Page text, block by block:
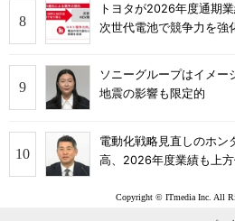
トヨタが2026年度通期
次世代電池で競争力を強
ソニーグループはイメー
地震の影響も限定的
電動化戦略見直しのホン
高、2026年度業績も上
Copyright © ITmedia Inc. All